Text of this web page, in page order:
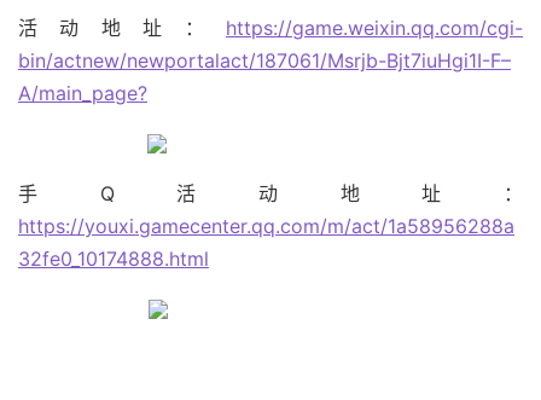
活动地址： https://game.weixin.qq.com/cgi-
bin/actnew/newportalact/187061/Msrjb-Bjt7iuHgi1I-F–
A/main_page?
手Q活动地址：
https://youxi.gamecenter.qq.com/m/act/1a58956288a
32fe0_10174888.html